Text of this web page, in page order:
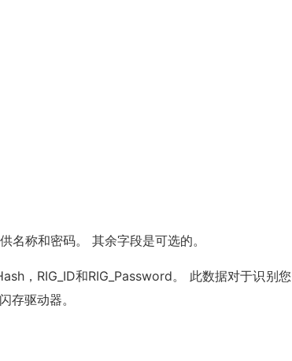
名称和密码。 其余字段是可选的。
，RIG_ID和RIG_Password。 此数据对于识别
存驱动器。